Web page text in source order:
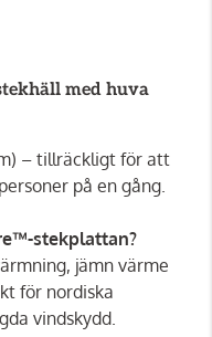
med huva
– tillräckligt för att
på en gång.
stekplattan?
jämn värme
för nordiska
vindskydd.